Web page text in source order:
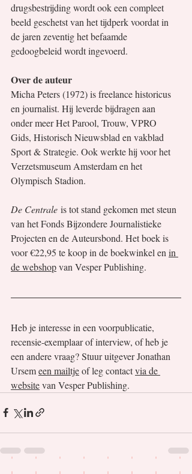
drugsbestrijding wordt ook een compleet
beeld geschetst van het tijdperk voordat in
de jaren zeventig het befaamde
gedoogbeleid wordt ingevoerd.
Over de auteur
Micha Peters (1972) is freelance historicus
en journalist. Hij leverde bijdragen aan
onder meer Het Parool, Trouw, VPRO
Gids, Historisch Nieuwsblad en vakblad
Sport & Strategie. Ook werkte hij voor het
Verzetsmuseum Amsterdam en het
Olympisch Stadion.
De Centrale is tot stand gekomen met steun
van het Fonds Bijzondere Journalistieke
Projecten en de Auteursbond. Het boek is
voor €22,95 te koop in de boekwinkel en in
de webshop van Vesper Publishing.
Heb je interesse in een voorpublicatie,
recensie-exemplaar of interview, of heb je
een andere vraag? Stuur uitgever Jonathan
Ursem een mailtje of leg contact via de
website van Vesper Publishing.